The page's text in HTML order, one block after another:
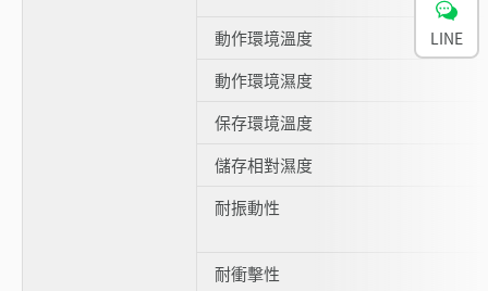
動作環境溫度
動作環境濕度
保存環境溫度
儲存相對濕度
耐振動性
耐衝擊性
LINE